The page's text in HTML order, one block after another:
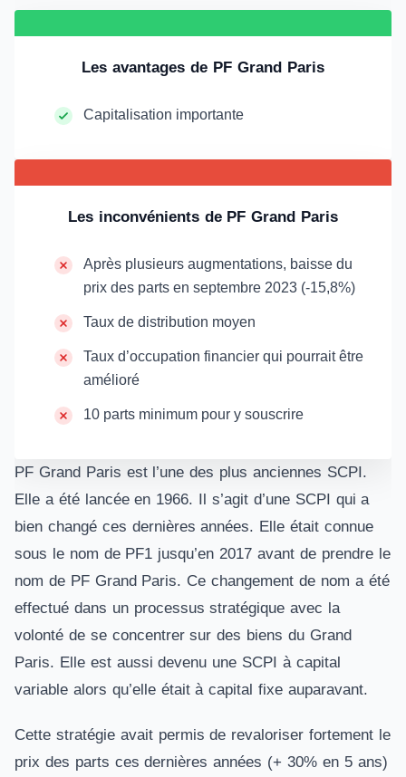
Les avantages de PF Grand Paris
Capitalisation importante
Les inconvénients de PF Grand Paris
Après plusieurs augmentations, baisse du
prix des parts en septembre 2023 (-15,8%)
Taux de distribution moyen
Taux d’occupation financier qui pourrait être
amélioré
10 parts minimum pour y souscrire
PF Grand Paris est l’une des plus anciennes SCPI.
Elle a été lancée en 1966. Il s’agit d’une SCPI qui a
bien changé ces dernières années. Elle était connue
sous le nom de PF1 jusqu’en 2017 avant de prendre le
nom de PF Grand Paris. Ce changement de nom a été
effectué dans un processus stratégique avec la
volonté de se concentrer sur des biens du Grand
Paris. Elle est aussi devenu une SCPI à capital
variable alors qu’elle était à capital fixe auparavant.
Cette stratégie avait permis de revaloriser fortement le
prix des parts ces dernières années (+ 30% en 5 ans)